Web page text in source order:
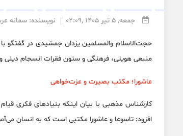
جمعه, 5 تیر 1405 ,02:09 نویسنده: سمانه
حجت‌الاسلام والمسلمین یزدان جمشیدی در گفتگو با
منبعی هویتی، فرهنگی و ستون فقرات انسجام دینی
عاشورا؛ مکتب بصیرت و عزت‌خواهی
کارشناس مذهبی با بیان اینکه بنیادهای فکری
افزود: تاسوعا و عاشورا مکتبی است که به انسان